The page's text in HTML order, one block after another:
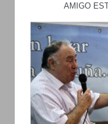
AMIGO